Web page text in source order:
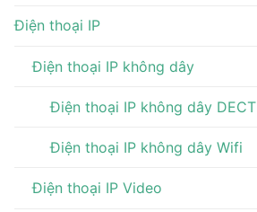
Điện thoại IP
Điện thoại IP không dây
Điện thoại IP không dây DECT
Điện thoại IP không dây Wifi
Điện thoại IP Video